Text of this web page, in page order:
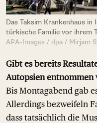
Das Taksim Krankenhaus
türkische Familie vor ihrem
APA-Images / dpa / Mirjam
Gibt es bereits
Autopsien entnommen
Bis Montagabend gab
Allerdings bezweifeln
dass tatsächlich die